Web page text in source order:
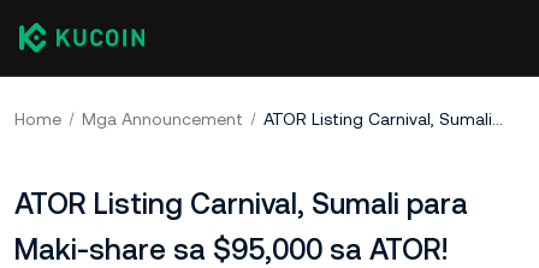
Home Mga Announcement ATOR Listing Carnival, Sumali para Maki-share sa $95,000 sa ATOR!
ATOR Listing Carnival, Sumali para
Maki-share sa $95,000 sa ATOR!